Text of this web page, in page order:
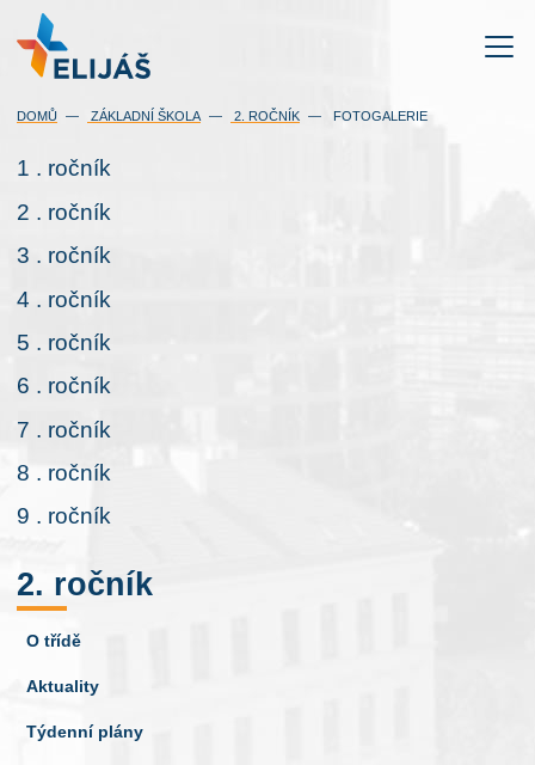
DOMŮ ZÁKLADNÍ ŠKOLA 2. ROČNÍK FOTOGALERIE
1 . ročník
2 . ročník
3 . ročník
4 . ročník
5 . ročník
6 . ročník
7 . ročník
8 . ročník
9 . ročník
2. ročník
O třídě
Aktuality
Týdenní plány